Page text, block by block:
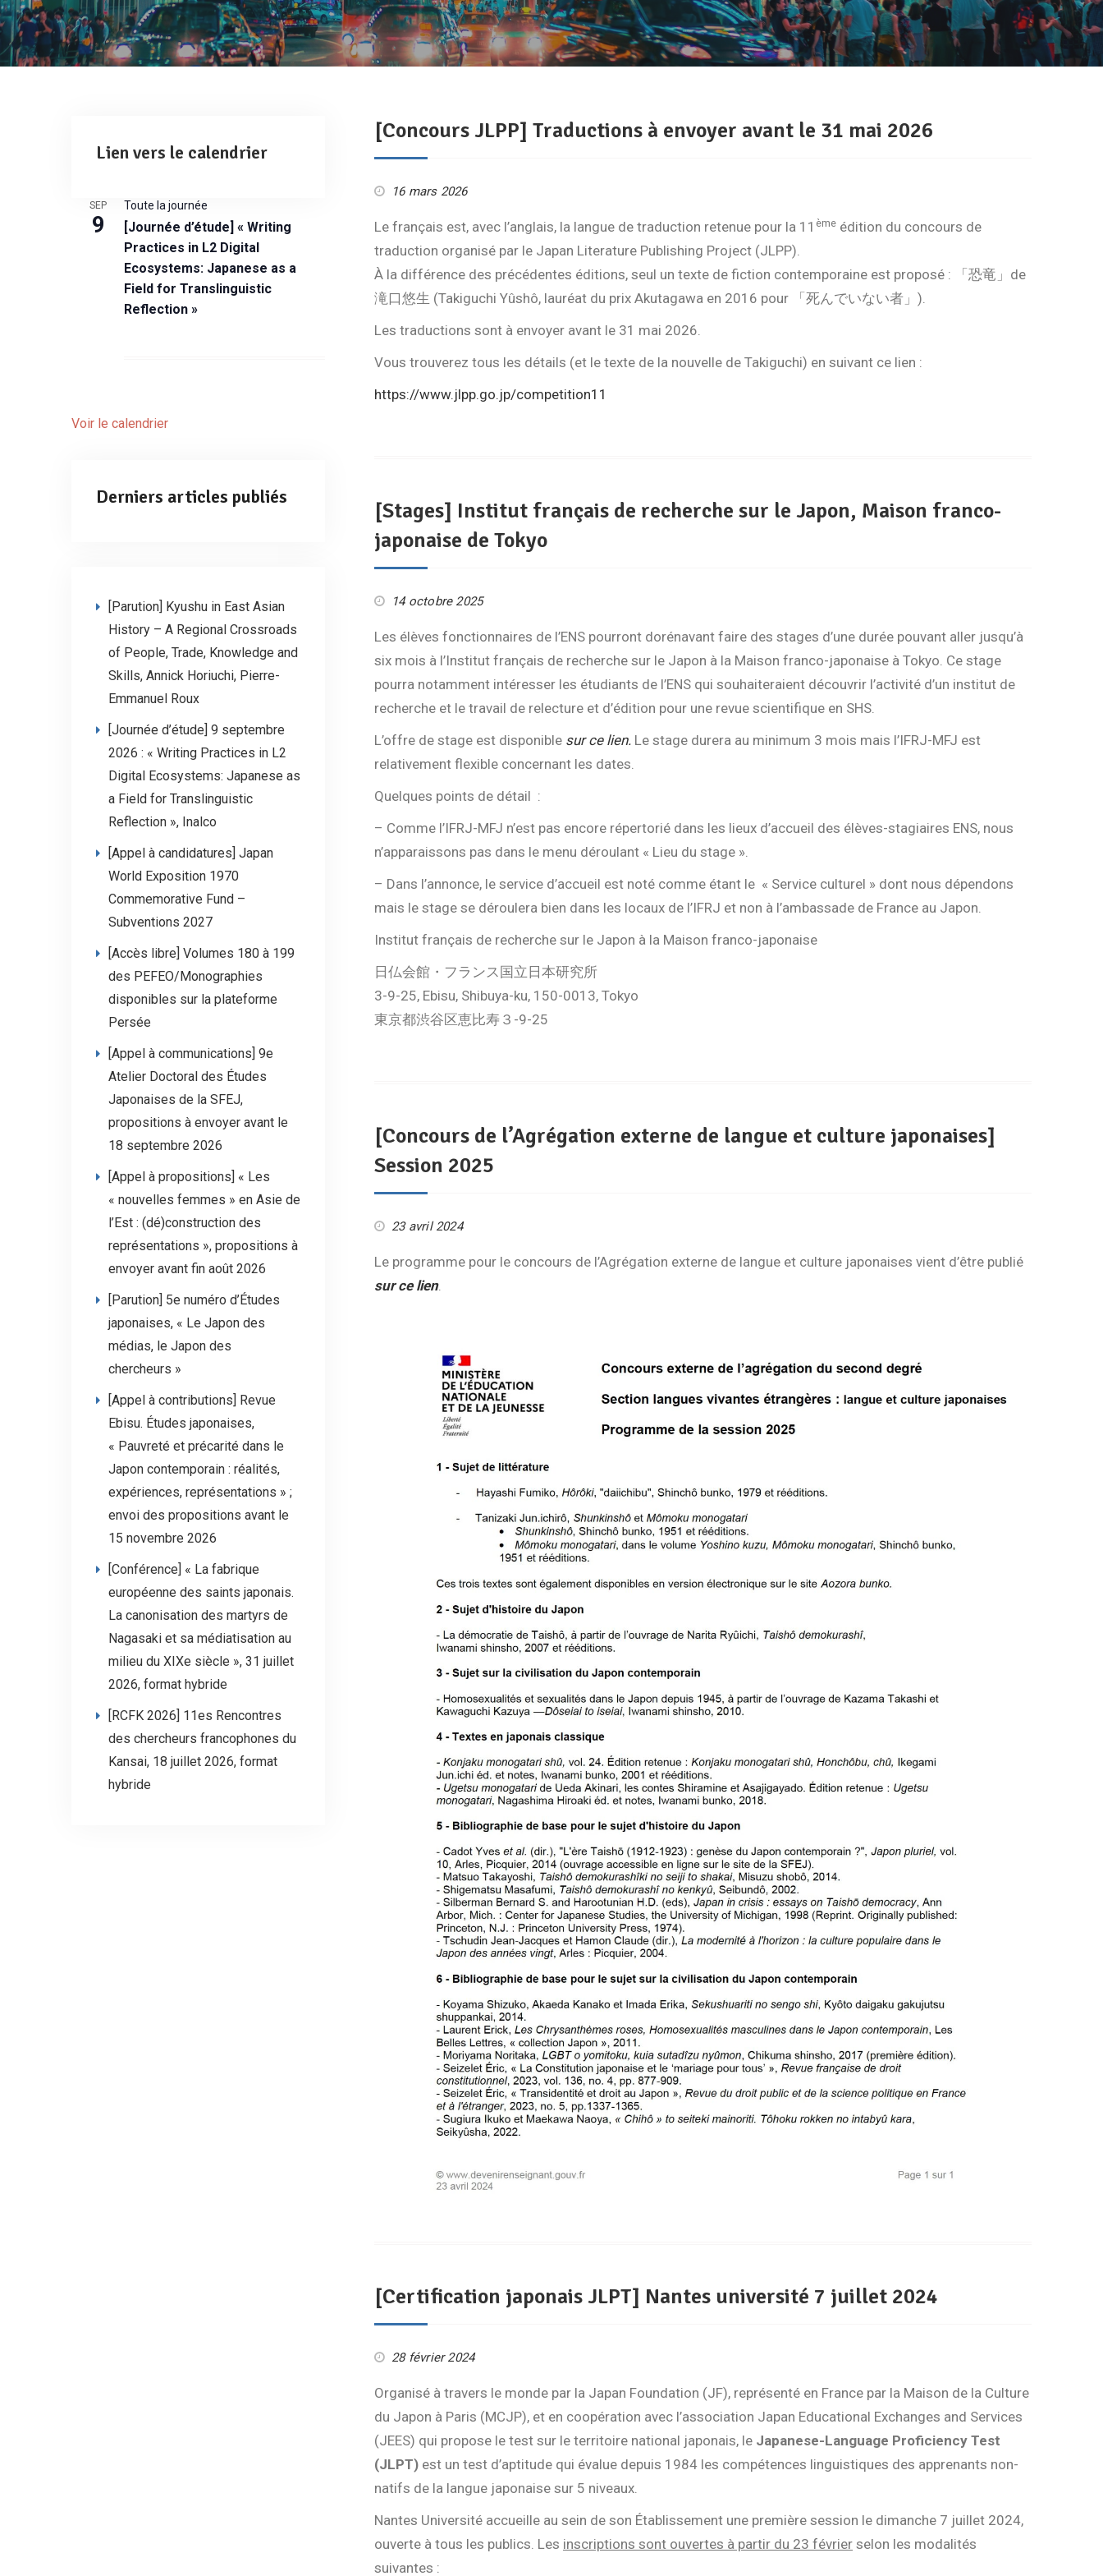
[Concours JLPP] Traductions à envoyer avant le 31 mai 2026
16 mars 2026
Le français est, avec l’anglais, la langue de traduction retenue pour la 11 ème édition du concours de
traduction organisé par le Japan Literature Publishing Project (JLPP).
À la différence des précédentes éditions, seul un texte de fiction contemporaine est proposé : 「恐竜」de
滝口悠生 (Takiguchi Yûshô, lauréat du prix Akutagawa en 2016 pour 「死んでいない者」).
Les traductions sont à envoyer avant le 31 mai 2026.
Vous trouverez tous les détails (et le texte de la nouvelle de Takiguchi) en suivant ce lien :
https://www.jlpp.go.jp/competition11
[Stages] Institut français de recherche sur le Japon, Maison franco-
japonaise de Tokyo
14 octobre 2025
Les élèves fonctionnaires de l’ENS pourront dorénavant faire des stages d’une durée pouvant aller jusqu’à
six mois à l’Institut français de recherche sur le Japon à la Maison franco-japonaise à Tokyo. Ce stage
pourra notamment intéresser les étudiants de l’ENS qui souhaiteraient découvrir l’activité d’un institut de
recherche et le travail de relecture et d’édition pour une revue scientifique en SHS.
L’offre de stage est disponible sur ce lien. Le stage durera au minimum 3 mois mais l’IFRJ-MFJ est
relativement flexible concernant les dates.
Quelques points de détail :
– Comme l’IFRJ-MFJ n’est pas encore répertorié dans les lieux d’accueil des élèves-stagiaires ENS, nous
n’apparaissons pas dans le menu déroulant « Lieu du stage ».
– Dans l’annonce, le service d’accueil est noté comme étant le « Service culturel » dont nous dépendons
mais le stage se déroulera bien dans les locaux de l’IFRJ et non à l’ambassade de France au Japon.
Institut français de recherche sur le Japon à la Maison franco-japonaise
日仏会館・フランス国立日本研究所
3-9-25, Ebisu, Shibuya-ku, 150-0013, Tokyo
東京都渋谷区恵比寿３-9-25
[Concours de l’Agrégation externe de langue et culture japonaises]
Session 2025
23 avril 2024
Le programme pour le concours de l’Agrégation externe de langue et culture japonaises vient d’être publié
sur ce lien.
[Certification japonais JLPT] Nantes université 7 juillet 2024
28 février 2024
Organisé à travers le monde par la Japan Foundation (JF), représenté en France par la Maison de la Culture
du Japon à Paris (MCJP), et en coopération avec l’association Japan Educational Exchanges and Services
(JEES) qui propose le test sur le territoire national japonais, le Japanese-Language Proficiency Test
(JLPT) est un test d’aptitude qui évalue depuis 1984 les compétences linguistiques des apprenants non-
natifs de la langue japonaise sur 5 niveaux.
Nantes Université accueille au sein de son Établissement une première session le dimanche 7 juillet 2024,
ouverte à tous les publics. Les inscriptions sont ouvertes à partir du 23 février selon les modalités
suivantes :
Lien vers le calendrier
SEP
9
Toute la journée
[Journée d’étude] « Writing
Practices in L2 Digital
Ecosystems: Japanese as a
Field for Translinguistic
Reflection »
Voir le calendrier
Derniers articles publiés
[Parution] Kyushu in East Asian
History – A Regional Crossroads
of People, Trade, Knowledge and
Skills, Annick Horiuchi, Pierre-
Emmanuel Roux
[Journée d’étude] 9 septembre
2026 : « Writing Practices in L2
Digital Ecosystems: Japanese as
a Field for Translinguistic
Reflection », Inalco
[Appel à candidatures] Japan
World Exposition 1970
Commemorative Fund –
Subventions 2027
[Accès libre] Volumes 180 à 199
des PEFEO/Monographies
disponibles sur la plateforme
Persée
[Appel à communications] 9e
Atelier Doctoral des Études
Japonaises de la SFEJ,
propositions à envoyer avant le
18 septembre 2026
[Appel à propositions] « Les
« nouvelles femmes » en Asie de
l’Est : (dé)construction des
représentations », propositions à
envoyer avant fin août 2026
[Parution] 5e numéro d’Études
japonaises, « Le Japon des
médias, le Japon des
chercheurs »
[Appel à contributions] Revue
Ebisu. Études japonaises,
« Pauvreté et précarité dans le
Japon contemporain : réalités,
expériences, représentations » ;
envoi des propositions avant le
15 novembre 2026
[Conférence] « La fabrique
européenne des saints japonais.
La canonisation des martyrs de
Nagasaki et sa médiatisation au
milieu du XIXe siècle », 31 juillet
2026, format hybride
[RCFK 2026] 11es Rencontres
des chercheurs francophones du
Kansai, 18 juillet 2026, format
hybride